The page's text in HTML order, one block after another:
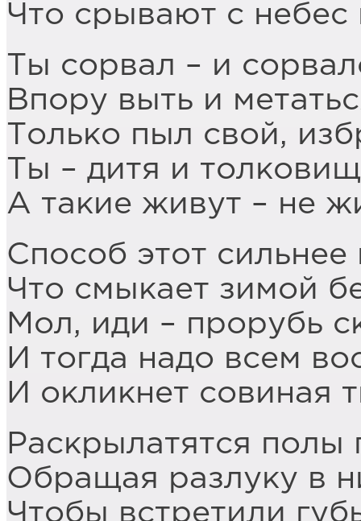
Что срывают с небес
Ты сорвал – и
Впору выть и
Только пыл свой,
Ты – дитя и
А такие живут – не
Способ этот сильнее
Что смыкает зимой
Мол, иди – прорубь
И тогда надо всем
И окликнет совиная
Раскрылатятся полы
Обращая разлуку в
Чтобы встретили